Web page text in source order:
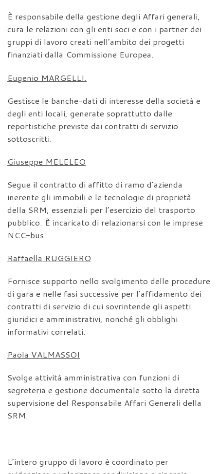
È responsabile della gestione degli Affari generali,
cura le relazioni con gli enti soci e con i partner dei
gruppi di lavoro creati nell’ambito dei progetti
finanziati dalla Commissione Europea.
Eugenio MARGELLI.
Gestisce le banche-dati di interesse della società e
degli enti locali, generate soprattutto dalle
reportistiche previste dai contratti di servizio
sottoscritti.
Giuseppe MELELEO
Segue il contratto di affitto di ramo d’azienda
inerente gli immobili e le tecnologie di proprietà
della SRM, essenziali per l’esercizio del trasporto
pubblico. È incaricato di relazionarsi con le imprese
NCC-bus.
Raffaella RUGGIERO
Fornisce supporto nello svolgimento delle procedure
di gara e nelle fasi successive per l’affidamento dei
contratti di servizio di cui sovrintende gli aspetti
giuridici e amministrativi, nonché gli obblighi
informativi correlati.
Paola VALMASSOI
Svolge attività amministrativa con funzioni di
segreteria e gestione documentale sotto la diretta
supervisione del Responsabile Affari Generali della
SRM.
L’intero gruppo di lavoro è coordinato per